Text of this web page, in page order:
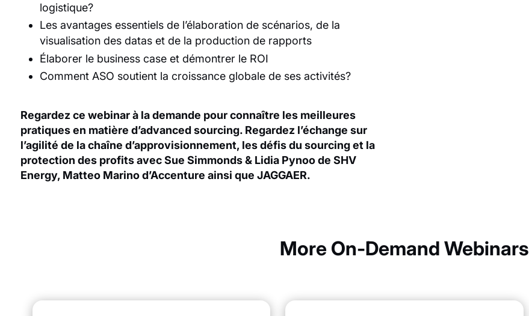
logistique?
Les avantages essentiels de l’élaboration de scénarios, de la
visualisation des datas et de la production de rapports
Élaborer le business case et démontrer le ROI
Comment ASO soutient la croissance globale de ses activités?
Regardez ce webinar à la demande pour connaître les meilleures
pratiques en matière d’advanced sourcing. Regardez l’échange sur
l’agilité de la chaîne d’approvisionnement, les défis du sourcing et la
protection des profits avec Sue Simmonds & Lidia Pynoo de SHV
Energy, Matteo Marino d’Accenture ainsi que JAGGAER.
More On-Demand Webinars